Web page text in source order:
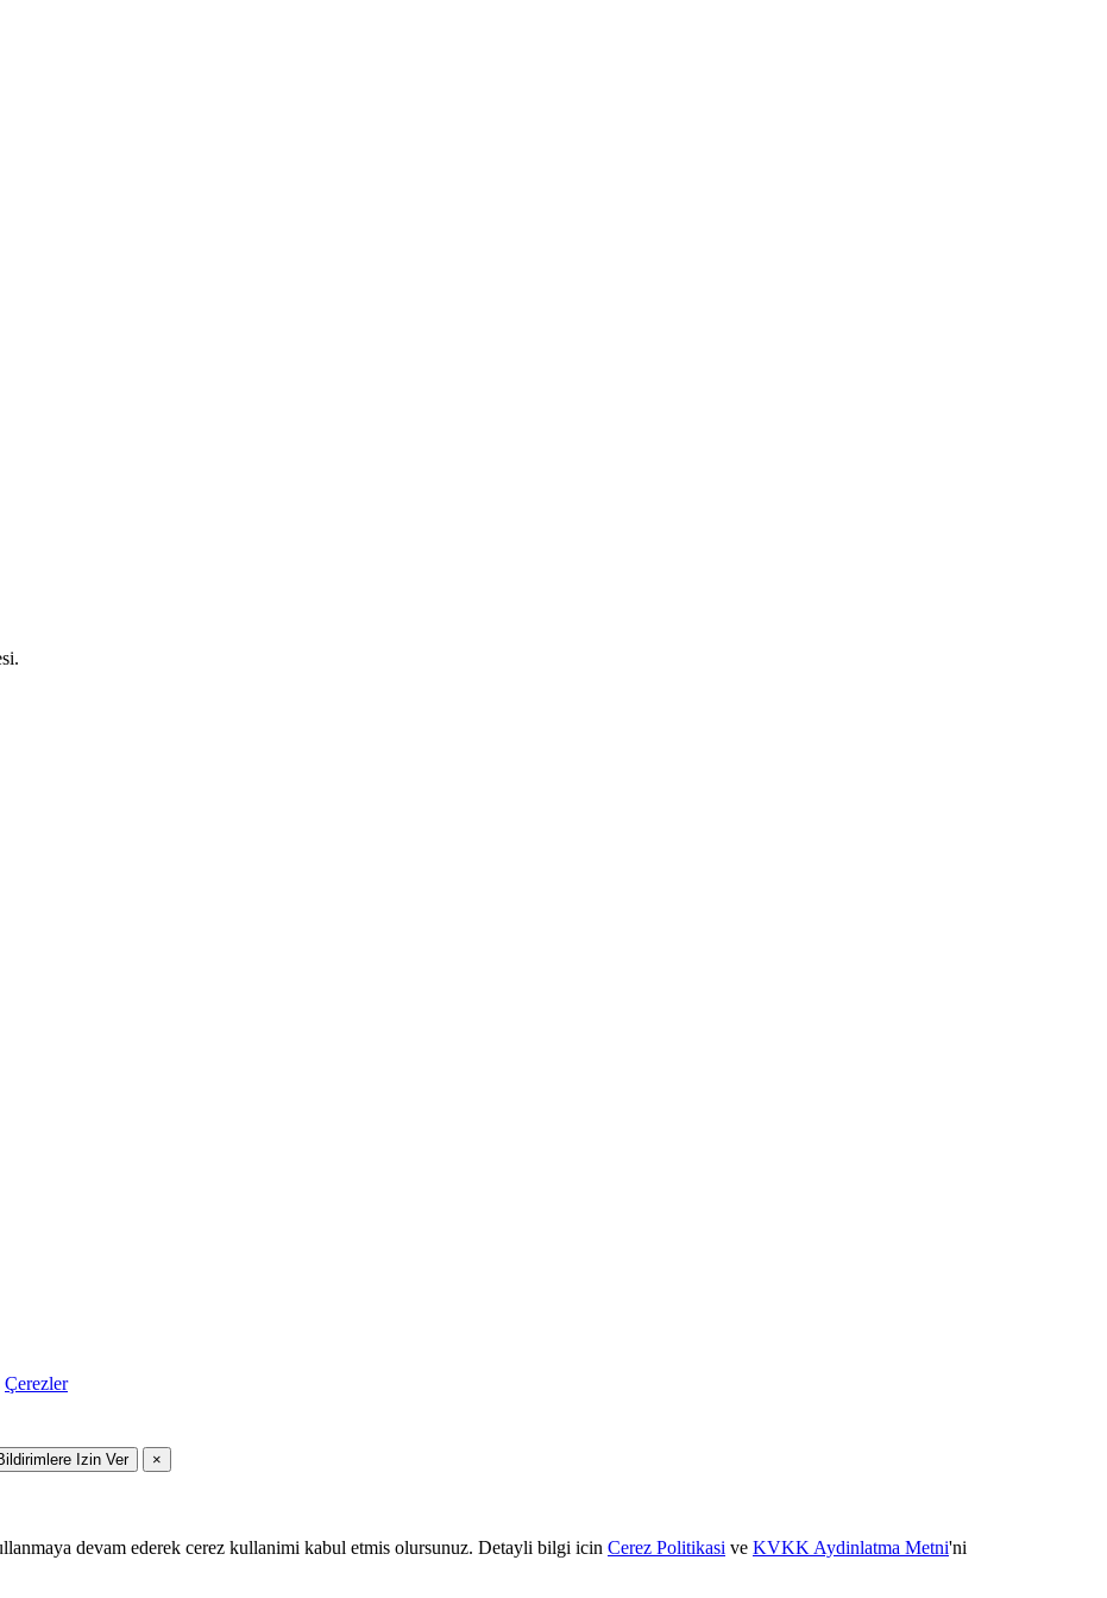
Çerezler
Izin Ver
×
devam ederek cerez kullanimi kabul etmis olursunuz. Detayli bilgi icin Cerez Politikasi ve KVKK Aydinlatma Metni'ni